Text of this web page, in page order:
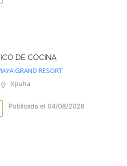
DE COCINA
GRAND RESORT
Xpuha
Publicada el 04/08/2026